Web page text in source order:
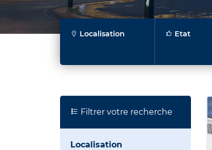
Localisation Etat
Filtrer votre recherche
Localisation